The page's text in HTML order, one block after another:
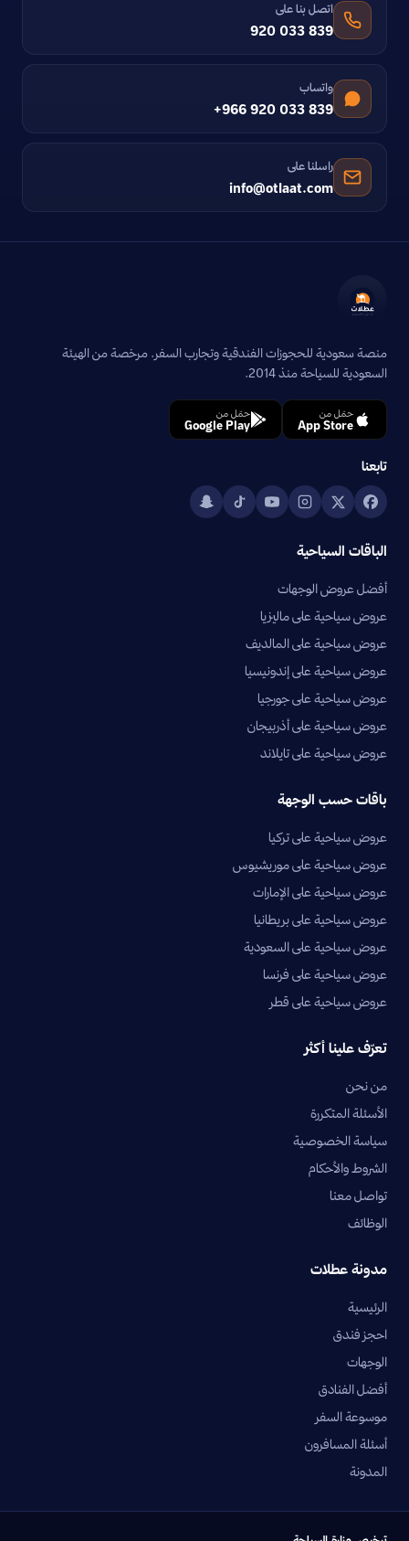
اتصل بنا على
920 033 839
واتساب
+966 920 033 839
راسلنا على
info@otlaat.com
منصة سعودية للحجوزات الفندقية وتجارب السفر. مرخصة من الهيئة
السعودية للسياحة منذ 2014.
حمّل من
App Store
حمّل من
Google Play
تابعنا
الباقات السياحية
أفضل عروض الوجهات
عروض سياحية على ماليزيا
عروض سياحية على المالديف
عروض سياحية على إندونيسيا
عروض سياحية على جورجيا
عروض سياحية على أذربيجان
عروض سياحية على تايلاند
باقات حسب الوجهة
عروض سياحية على تركيا
عروض سياحية على موريشيوس
عروض سياحية على الإمارات
عروض سياحية على بريطانيا
عروض سياحية على السعودية
عروض سياحية على فرنسا
عروض سياحية على قطر
تعرّف علينا أكثر
من نحن
الأسئلة المتكررة
سياسة الخصوصية
الشروط والأحكام
تواصل معنا
الوظائف
مدونة عطلات
الرئيسية
احجز فندق
الوجهات
أفضل الفنادق
موسوعة السفر
أسئلة المسافرون
المدونة